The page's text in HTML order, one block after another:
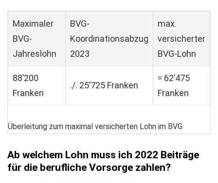
Maximaler
BVG-
Jahreslohn
BVG-
Koordinationsabzug
2023
max.
versicherter
BVG-Lohn
88’200
Franken
./. 25’725 Franken
= 62’475
Franken
Überleitung zum maximal versicherten Lohn im BVG
Ab welchem Lohn muss ich 2022 Beiträge
für die berufliche Vorsorge zahlen?